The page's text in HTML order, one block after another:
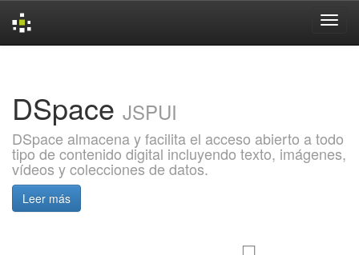
DSpace JSPUI
DSpace almacena y facilita el acceso abierto a todo
tipo de contenido digital incluyendo texto, imágenes,
vídeos y colecciones de datos.
Leer más